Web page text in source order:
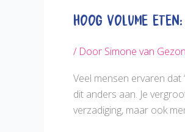
Hoog volume
/ Door Simone van
Veel mensen ervaren
dit anders aan. Je
verzadiging, maar ook